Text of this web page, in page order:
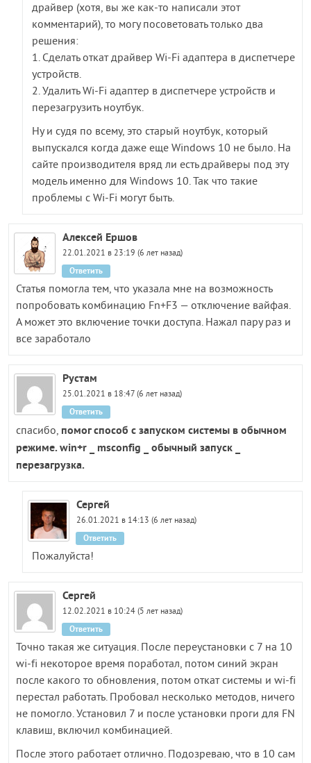
драйвер (хотя, вы же как-то написали этот
комментарий), то могу посоветовать только два
решения:
1. Сделать откат драйвер Wi-Fi адаптера в диспетчере
устройств.
2. Удалить Wi-Fi адаптер в диспетчере устройств и
перезагрузить ноутбук.
Ну и судя по всему, это старый ноутбук, который
выпускался когда даже еще Windows 10 не было. На
сайте производителя вряд ли есть драйверы под эту
модель именно для Windows 10. Так что такие
проблемы с Wi-Fi могут быть.
Алексей Ершов
22.01.2021 в 23:19 (6 лет назад)
Статья помогла тем, что указала мне на возможность
попробовать комбинацию Fn+F3 — отключение вайфая.
А может это включение точки доступа. Нажал пару раз и
все заработало
Ответить
Рустам
25.01.2021 в 18:47 (6 лет назад)
спасибо, помог способ с запуском системы в обычном
режиме. win+r _ msconfig _ обычный запуск _
перезагрузка.
Ответить
Сергей
26.01.2021 в 14:13 (6 лет назад)
Пожалуйста!
Ответить
Сергей
12.02.2021 в 10:24 (5 лет назад)
Точно такая же ситуация. После переустановки с 7 на 10
wi-fi некоторое время поработал, потом синий экран
после какого то обновления, потом откат системы и wi-fi
перестал работать. Пробовал несколько методов, ничего
не помогло. Установил 7 и после установки проги для FN
клавиш, включил комбинацией.
После этого работает отлично. Подозреваю, что в 10 сам
Ответить